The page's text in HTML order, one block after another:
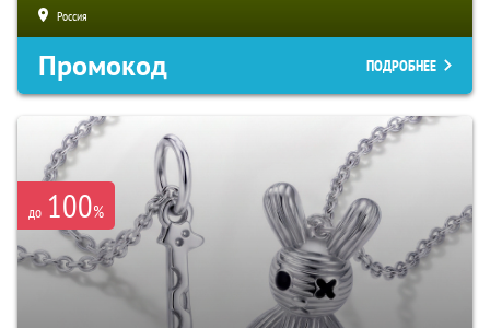
Россия
Промокод ПОДРОБНЕЕ
до 100%